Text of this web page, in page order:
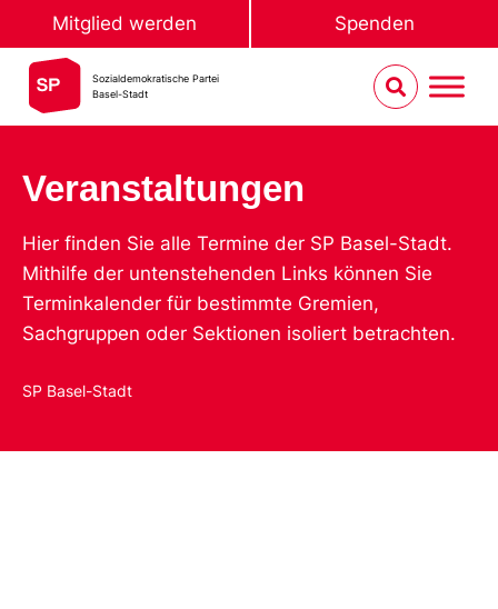
Mitglied werden Spenden
Sozialdemokratische Partei
Basel-Stadt
Veranstaltungen
Hier finden Sie alle Termine der SP Basel-Stadt.
Mithilfe der untenstehenden Links können Sie
Terminkalender für bestimmte Gremien,
Sachgruppen oder Sektionen isoliert betrachten.
SP Basel-Stadt